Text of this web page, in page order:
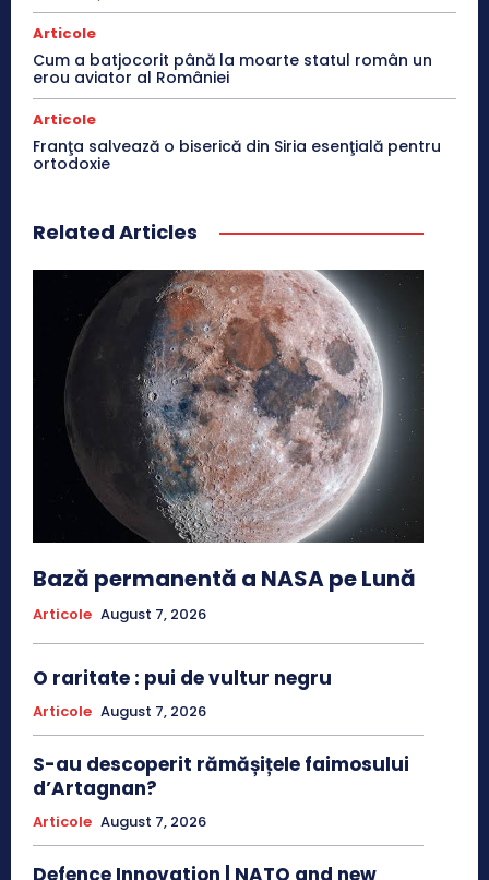
Articole
Cum a batjocorit până la moarte statul român un
erou aviator al României
Articole
Franţa salvează o biserică din Siria esenţială pentru
ortodoxie
Related Articles
Bază permanentă a NASA pe Lună
Articole August 7, 2026
O raritate : pui de vultur negru
Articole August 7, 2026
S-au descoperit rămășițele faimosului
d’Artagnan?
Articole August 7, 2026
Defence Innovation | NATO and new